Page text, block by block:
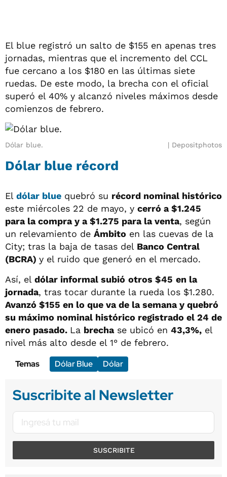
El blue registró un salto de $155 en apenas tres
jornadas, mientras que el incremento del CCL
fue cercano a los $180 en las últimas siete
ruedas. De este modo, la brecha con el oficial
superó el 40% y alcanzó niveles máximos desde
comienzos de febrero.
Dólar blue. Depositphotos
Dólar blue récord
El dólar blue quebró su récord nominal histórico
este miércoles 22 de mayo, y cerró a $1.245
para la compra y a $1.275 para la venta, según
un relevamiento de Ámbito en las cuevas de la
City; tras la baja de tasas del Banco Central
(BCRA) y el ruido que generó en el mercado.
Así, el dólar informal subió otros $45 en la
jornada, tras tocar durante la rueda los $1.280.
Avanzó $155 en lo que va de la semana y quebró
su máximo nominal histórico registrado el 24 de
enero pasado. La brechase ubicó en 43,3%, el
nivel más alto desde el 1° de febrero.
Temas
Dólar Blue Dólar
Suscribite al Newsletter
SUSCRIBITE